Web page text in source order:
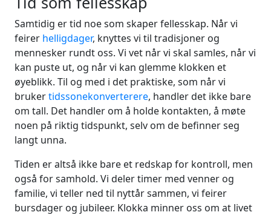
Samtidig er tid noe som skaper fellesskap. Når vi
feirer helligdager, knyttes vi til tradisjoner og
mennesker rundt oss. Vi vet når vi skal samles, når vi
kan puste ut, og når vi kan glemme klokken et
øyeblikk. Til og med i det praktiske, som når vi
brukertidssonekonverterere, handler det ikke bare
om tall. Det handler om å holde kontakten, å møte
noen på riktig tidspunkt, selv om de befinner seg
langt unna.
Tiden er altså ikke bare et redskap for kontroll, men
også for samhold. Vi deler timer med venner og
familie, vi teller ned til nyttår sammen, vi feirer
bursdager og jubileer. Klokka minner oss om at livet